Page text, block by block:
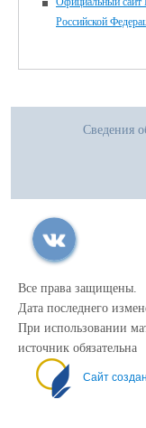
Российской
Сведения
Все права защищены.
Дата последнего
При использовании
источник обязательна
Сайт